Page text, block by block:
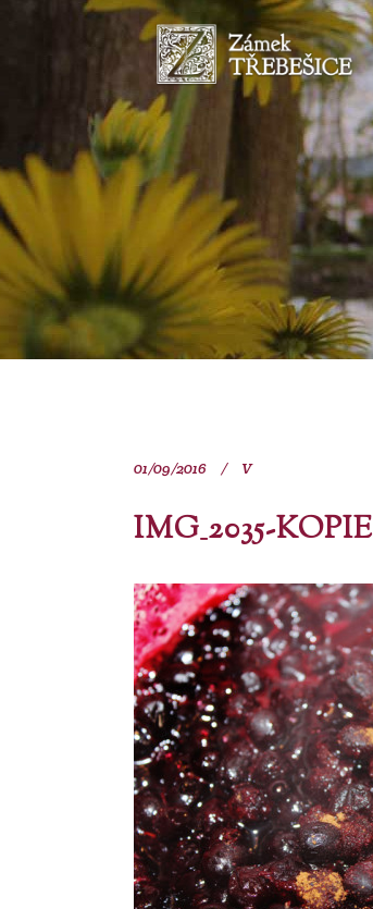
01/09/2016 V
IMG_2035-KOPIE